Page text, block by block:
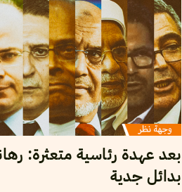
بعد عهدة رئاسية متعثرة:
بدائل جدية